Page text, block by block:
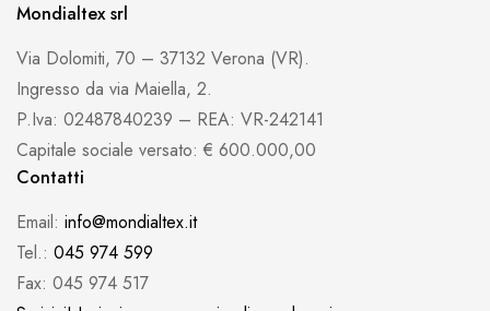
Mondialtex srl
Via Dolomiti, 70 – 37132 Verona (VR).
Ingresso da via Maiella, 2.
P.Iva: 02487840239 – REA: VR-242141
Capitale sociale versato: € 600.000,00
Contatti
Email: info@mondialtex.it
Tel.: 045 974 599
Fax: 045 974 517